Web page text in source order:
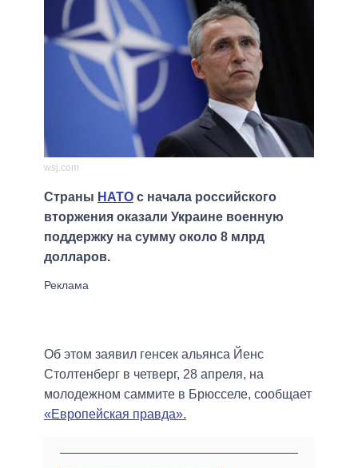
wsj.com
Страны НАТО с начала российского
вторжения оказали Украине военную
поддержку на сумму около 8 млрд
долларов.
Об этом заявил генсек альянса Йенс
Столтенберг в четверг, 28 апреля, на
молодежном саммите в Брюсселе, сообщает
«Европейская правда».